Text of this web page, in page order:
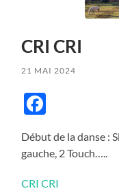
CRI CRI
21 MAI 2024
Début de la danse :
gauche, 2 Touch…..
CRI CRI